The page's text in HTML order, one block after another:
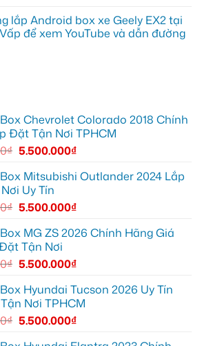
lắp Android box xe Geely EX2 tại
để xem YouTube và dẫn đường
Chevrolet Colorado 2018 Chính
Đặt Tận Nơi TPHCM
₫ 5.500.000₫
Mitsubishi Outlander 2024 Lắp
Uy Tín
₫ 5.500.000₫
MG ZS 2026 Chính Hãng Giá
Tận Nơi
₫ 5.500.000₫
Hyundai Tucson 2026 Uy Tín
Nơi TPHCM
₫ 5.500.000₫